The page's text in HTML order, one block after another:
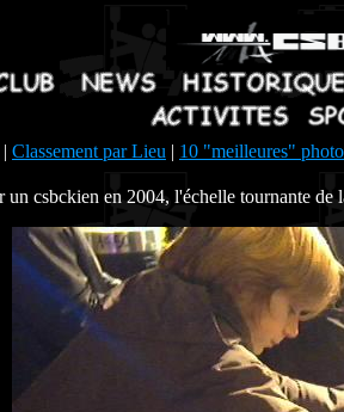
| Classement par Lieu | 10 "meilleures"
un csbckien en 2004, l'échelle tournante